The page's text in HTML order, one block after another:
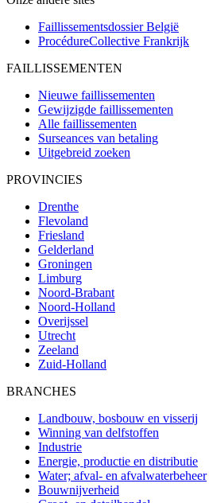
Faillissementsdossier België
ProcédureCollective Frankrijk
FAILLISSEMENTEN
Nieuwe faillissementen
Gewijzigde faillissementen
Alle faillissementen
Surseances van betaling
Uitgebreid zoeken
PROVINCIES
Drenthe
Flevoland
Friesland
Gelderland
Groningen
Limburg
Noord-Brabant
Noord-Holland
Overijssel
Utrecht
Zeeland
Zuid-Holland
BRANCHES
Landbouw, bosbouw en visserij
Winning van delfstoffen
Industrie
Energie, productie en distributie
Water; afval- en afvalwaterbeheer
Bouwnijverheid